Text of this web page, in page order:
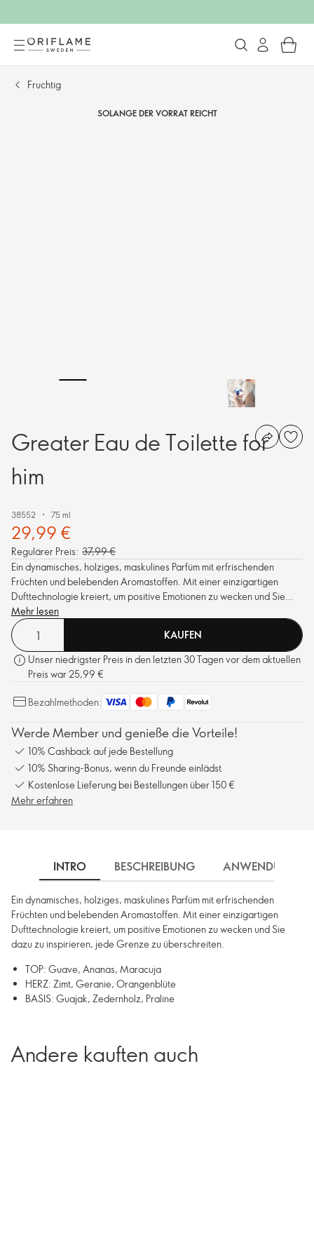
Fruchtig
SOLANGE DER VORRAT REICHT
Greater Eau de Toilette for
him
38552 75 ml
29,99 €
Regulärer Preis: 37,99 €
Ein dynamisches, holziges, maskulines Parfüm mit erfrischenden
Früchten und belebenden Aromastoffen. Mit einer einzigartigen
Dufttechnologie kreiert, um positive Emotionen zu wecken und Sie
dazu zu inspirieren, jede Grenze zu überschreiten.
Mehr lesen
KAUFEN
Unser niedrigster Preis in den letzten 30 Tagen vor dem aktuellen
Preis war 25,99 €
Bezahlmethoden:
Werde Member und genieße die Vorteile!
10% Cashback auf jede Bestellung
10% Sharing-Bonus, wenn du Freunde einlädst
Kostenlose Lieferung bei Bestellungen über 150 €
Mehr erfahren
INTRO BESCHREIBUNG ANWENDUNG
Ein dynamisches, holziges, maskulines Parfüm mit erfrischenden
Früchten und belebenden Aromastoffen. Mit einer einzigartigen
Dufttechnologie kreiert, um positive Emotionen zu wecken und Sie
dazu zu inspirieren, jede Grenze zu überschreiten.
TOP: Guave, Ananas, Maracuja
HERZ: Zimt, Geranie, Orangenblüte
BASIS: Guajak, Zedernholz, Praline
Andere kauften auch